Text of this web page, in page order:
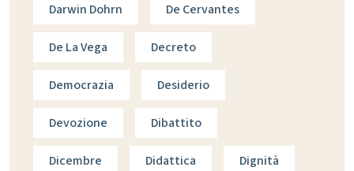
Darwin Dohrn De Cervantes
De La Vega Decreto
Democrazia Desiderio
Devozione Dibattito
Dicembre Didattica Dignità